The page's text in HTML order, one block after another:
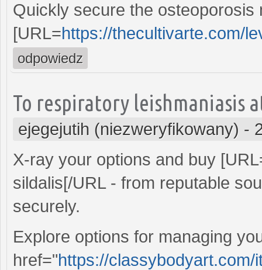
Quickly secure the
[URL=https://thecultivarte.com/
odpowiedz
To respiratory leishmaniasis
ejegejutih (niezweryfikowany) -
X-ray your options and buy
sildalis[/URL - from reputable
securely.
Explore options for managing
href="https://